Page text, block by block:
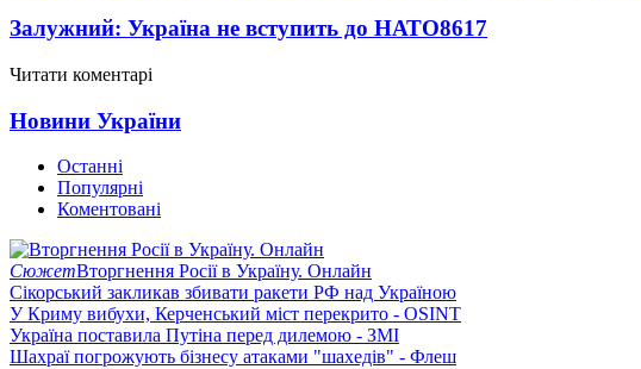
Залужний: Україна не вступить до НАТО8617
Читати коментарі
Новини України
Останні
Популярні
Коментовані
СюжетВторгнення Росії в Україну. Онлайн
Сікорський закликав збивати ракети РФ над Україною
У Криму вибухи, Керченський міст перекрито - OSINT
Україна поставила Путіна перед дилемою - ЗМІ
Шахраї погрожують бізнесу атаками "шахедів" - Флеш